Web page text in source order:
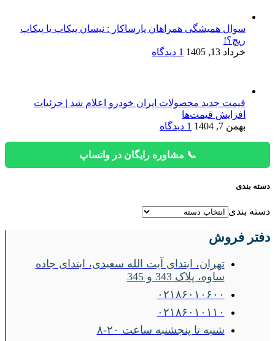
سوال همیشگی همراهان پارساکار : نیسان پیکاپ یا پیکاپ
ریچ؟!
خرداد 13, 1405
1 دیدگاه
قیمت جدید محصولات ایران خودرو اعلام شد | جزئیات
افزایش قیمت‌ها
بهمن 7, 1404
1 دیدگاه
📞 مشاوره رایگان در واتساپ
دسته بندی
دسته بندی
دفتر فروش
تهران، ابتدای آیت الله سعیدی، ابتدای جاده
ساوه، پلاک 343 و 345
۰۲۱۸۶۰۱۰۶۰۰
۰۲۱۸۶۰۱۰۱۱۰
شنبه تا پنجشنبه ساعت ۲۰-۸